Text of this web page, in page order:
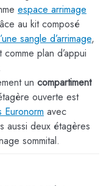
espace arrimage
au kit composé
sangle d’arrimage,
plan d’appui
un compartiment
ouverte est
avec
aussi deux étagères
sommital.